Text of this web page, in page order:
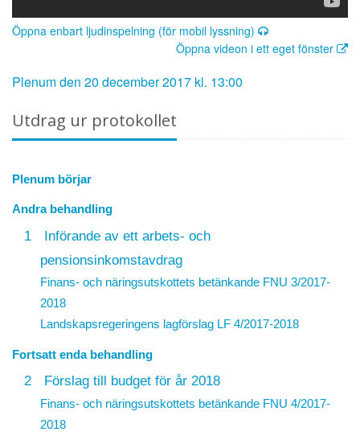
Öppna enbart ljudinspelning (för mobil lyssning)
Öppna videon i ett eget fönster
Plenum den 20 december 2017 kl. 13:00
Utdrag ur protokollet
Plenum börjar
Andra behandling
1
Införande av ett arbets- och
pensionsinkomstavdrag
Finans- och näringsutskottets betänkande FNU 3/2017-
2018
Landskapsregeringens lagförslag LF 4/2017-2018
Fortsatt enda behandling
2 Förslag till budget för år 2018
Finans- och näringsutskottets betänkande FNU 4/2017-
2018